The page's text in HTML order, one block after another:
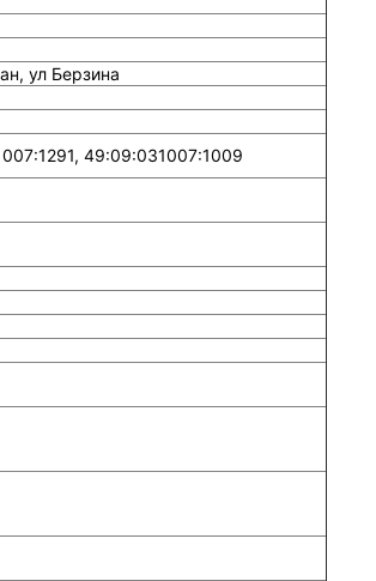
ул Берзина
49:09:031007:1009